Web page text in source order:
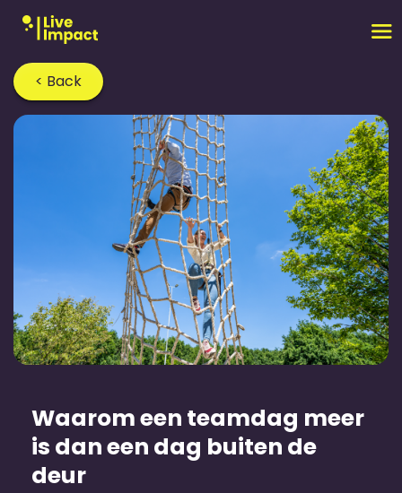
< Back
Home›Blog
Waarom een teamdag meer
is dan een dag buiten de
deur